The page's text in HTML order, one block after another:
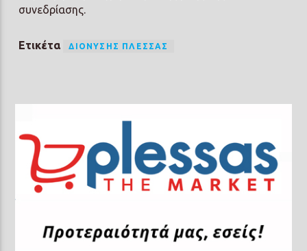
συνεδρίασης.
Ετικέτα ΔΙΟΝΎΣΗΣ ΠΛΈΣΣΑΣ